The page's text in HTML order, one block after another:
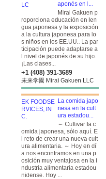
aponés en l...
Mirai Gakuen p
roporciona educación en len
gua japonesa y la exposición
a la cultura japonesa para lo
s niños en los EE.UU.. La par
ticipación puede adaptarse a
l nivel de japonés de su hijo.
¡Las clases...
+1 (408) 391-3689
未来学園 Mirai Gakuen LLC
La comida japo
nesa en la cult
ura estadou...
～ Cultivar la c
omida japonesa, sólo aquí. E
l reto de crear una nueva cult
ura alimentaria. ～ Hoy en dí
a nos encontramos en una p
osición muy ventajosa en la i
ndustria alimentaria estadou
nidense. Hoy ...